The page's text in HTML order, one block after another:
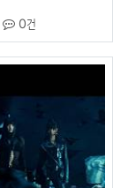
0건